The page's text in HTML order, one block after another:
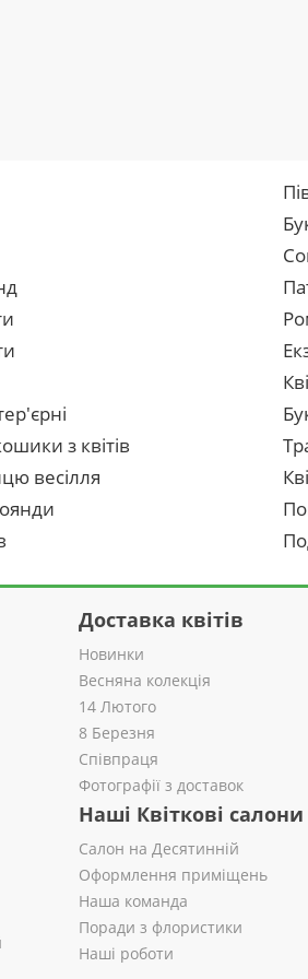
з квітів
весілля
Доставка квітів
Новинки
Весняна колекція
14 Лютого
8 Березня
Співпраця
Фотографії з доставок
Наші Квіткові салони
Салон на Десятинній
Оформлення приміщень
Наша команда
Поради з флористики
Наші роботи